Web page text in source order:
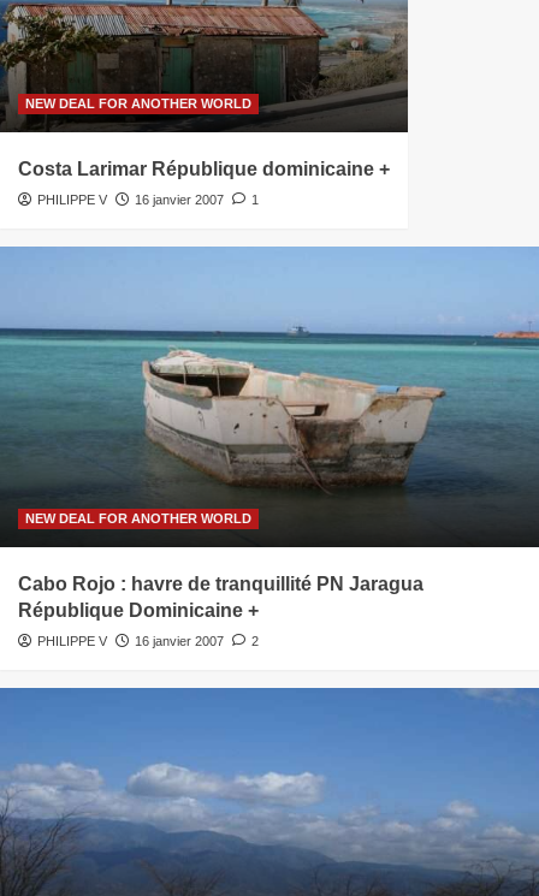
NEW DEAL FOR ANOTHER WORLD
Costa Larimar République dominicaine +
PHILIPPE V 16 janvier 2007 1
NEW DEAL FOR ANOTHER WORLD
Cabo Rojo : havre de tranquillité PN Jaragua
République Dominicaine +
PHILIPPE V 16 janvier 2007 2